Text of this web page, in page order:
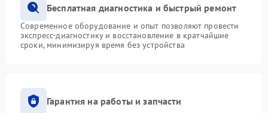
Бесплатная диагностика и быстрый ремонт
Современное оборудование и опыт позволяют провести
экспресс-диагностику и восстановление в кратчайшие
сроки, минимизируя время без устройства
Гарантия на работы и запчасти